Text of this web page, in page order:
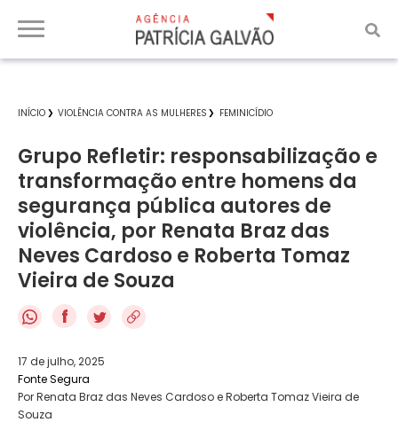
INÍCIO VIOLÊNCIA CONTRA AS MULHERES FEMINICÍDIO
Grupo Refletir: responsabilização e
transformação entre homens da
segurança pública autores de
violência, por Renata Braz das
Neves Cardoso e Roberta Tomaz
Vieira de Souza
f
17 de julho, 2025
Fonte Segura
Por Renata Braz das Neves Cardoso e Roberta Tomaz Vieira de
Souza